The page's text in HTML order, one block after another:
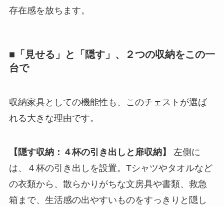
存在感を放ちます。
■「見せる」と「隠す」、２つの収納をこの一
台で
収納家具としての機能性も、このチェストが選ば
れる大きな理由です。
【隠す収納：４杯の引き出しと扉収納】
左側に
は、４杯の引き出しを設置。Tシャツやタオルなど
の衣類から、散らかりがちな文房具や書類、救急
箱まで、生活感の出やすいものをすっきりと隠し